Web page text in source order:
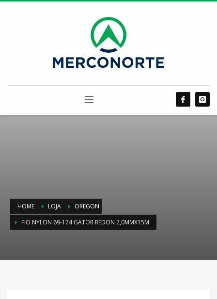
HOME LOJA
OREGON
FIO NYLON 69-174 GATOR REDON 2,0MMX15M